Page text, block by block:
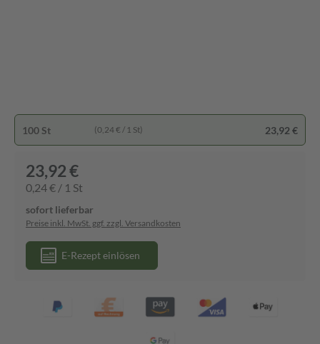
100 St (0,24 € / 1 St) 23,92 €
23,92 €
0,24 € / 1 St
sofort lieferbar
Preise inkl. MwSt. ggf. zzgl. Versandkosten
E-Rezept einlösen